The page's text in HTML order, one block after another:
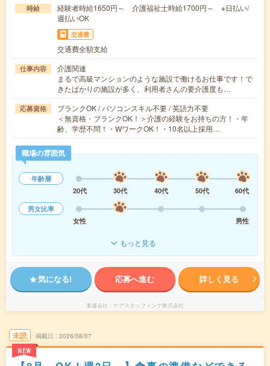
時給
経験者時給1650円～ 介護福祉士時給1700円～ ※日払い/
週払いOK
交通費
交通費全額支給
仕事内容
介護関連
まるで高級マンションのような施設で働けるお仕事です！で
きたばかりの施設が多く、利用者さんの要介護度も…
応募資格
ブランクOK / パソコンスキル不要 / 英語力不要
＜無資格・ブランクOK！＞介護の経験をお持ちの方！・年
齢、学歴不問！・WワークOK！・10名以上採用…
職場の雰囲気
年齢層
20代
30代 40代 50代
60代
男女比率
女性
男性
もっと見る
気になる! 応募へ進む 詳しく見る
派遣会社 ケアスタッフィング株式会社
未読
NEW
掲載日 2026/08/07